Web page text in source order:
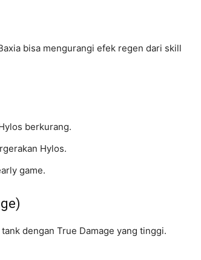
bisa mengurangi efek regen dari skill
berkurang.
Hylos.
game.
dengan True Damage yang tinggi.